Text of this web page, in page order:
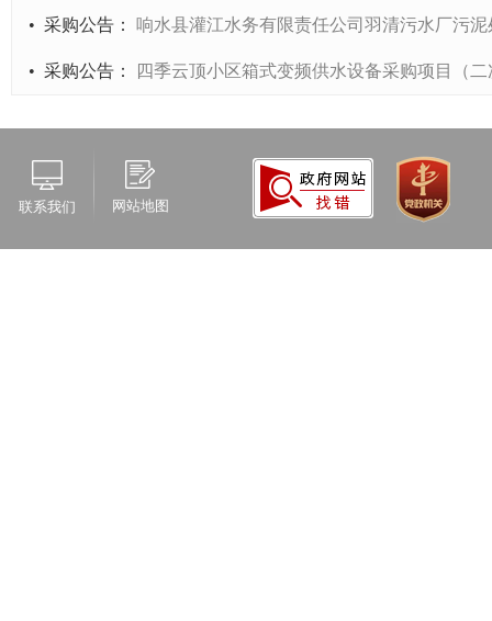
• 采购公告 ： 响水县灌江水务有限责任公司羽清污水厂污
• 采购公告 ： 四季云顶小区箱式变频供水设备采购项目（
联系我们 网站地图